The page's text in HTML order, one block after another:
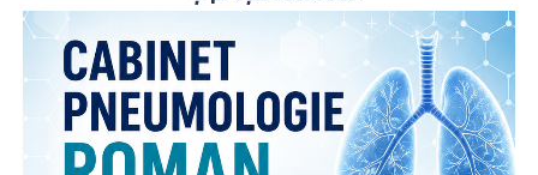
părinților români care muncesc în străinătate. Proiectul
face parte din campania națională multianuală cu același
nume, care reunește, sub același concept, o serie de
inițiative menite să sprijine copiii rămași în țară și familiile
acestora. Pe lângă activitățile dedicate părinților din
diaspora, campania include acțiuni adresate persoanelor în